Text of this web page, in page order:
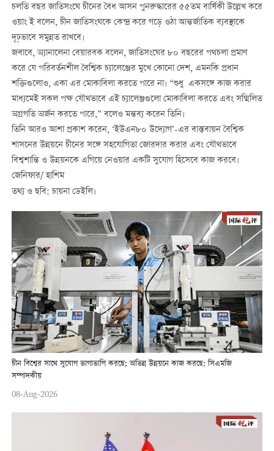
চলতি বছর জাতিসংঘে চীনের বৈধ আসন পুনরুদ্ধারের ৫৫তম বার্ষিকী উল্লেখ করে
ওয়াং ই বলেন, চীন জাতিসংঘকে কেন্দ্র করে গড়ে ওঠা আন্তর্জাতিক ব্যবস্থাকে
দৃঢ়ভাবে সমুন্নত রাখবে।
জবাবে, অ্যানালেনা বেয়ারবক বলেন, জাতিসংঘের ৮০ বছরের পথচলা প্রমাণ
করে যে পরিবর্তনশীল বৈশ্বিক চ্যালেঞ্জের মুখে কোনো দেশ, এমনকি প্রধান
শক্তিগুলোও, একা এর মোকাবিলা করতে পারে না। “শুধু একসঙ্গে কাজ করার
মাধ্যমেই সকল পক্ষ যৌথভাবে এই চ্যালেঞ্জগুলো মোকাবিলা করতে এবং সম্মিলিত
অগ্রগতি অর্জন করতে পারে,” বলেও মন্তব্য করেন তিনি।
তিনি আরও আশা প্রকাশ করেন, ‘ইউএন৮০ উদ্যোগ’-এর বাস্তবায়ন বৈশ্বিক
শাসনের উন্নয়নে চীনের সঙ্গে সহযোগিতা জোরদার করার এবং যৌথভাবে
বিশ্বশান্তি ও উন্নয়নকে এগিয়ে নেওয়ার একটি সুযোগ হিসেবে কাজ করবে।
জেনিফার/ হাশিম
তথ্য ও ছবি: চায়না ডেইলি।
চীন বিশ্বের সাথে সুযোগ ভাগাভাগি করছে; অভিন্ন উন্নয়নে কাজ করছে: সিএমজি
সম্পাদকীয়
08-Aug-2026